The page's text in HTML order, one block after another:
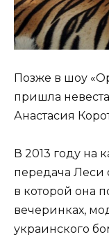
Позже в шоу
пришла
Анастасия
В 2013 году на
передача Леси
в которой она
вечеринках,
украинского